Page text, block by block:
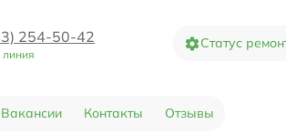
254-50-42
линия
Статус
Вакансии Контакты Отзывы